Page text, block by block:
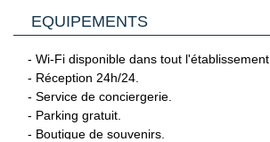
- Climatisation.
- Téléphone.
- Balcon vue montagne.
- Possibilité de lits bébé (sur demande).
EQUIPEMENTS
- Wi-Fi disponible dans tout l'établissement.
- Réception 24h/24.
- Service de conciergerie.
- Parking gratuit.
- Boutique de souvenirs.